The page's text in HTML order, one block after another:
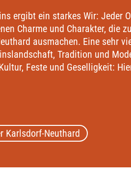
ergibt ein starkes Wir: Jeder
Charme und Charakter, die
ausmachen. Eine sehr
Tradition und
Feste und Geselligkeit:
Karlsdorf-Neuthard